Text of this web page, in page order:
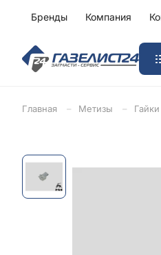
Бренды Компания
Главная Метизы Гайки